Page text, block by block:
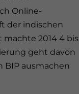
Online-
der indischen
2014 4 bis
geht davon
BIP ausmachen